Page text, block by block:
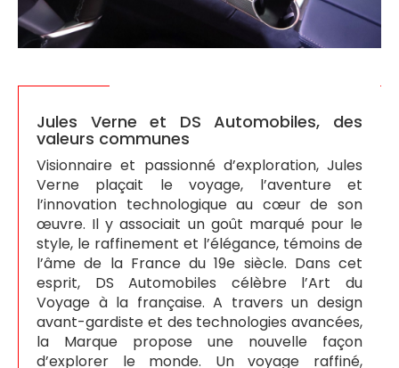
Jules Verne et DS Automobiles, des
valeurs communes
Visionnaire et passionné d’exploration, Jules
Verne plaçait le voyage, l’aventure et
l’innovation technologique au cœur de son
œuvre. Il y associait un goût marqué pour le
style, le raffinement et l’élégance, témoins de
l’âme de la France du 19e siècle. Dans cet
esprit, DS Automobiles célèbre l’Art du
Voyage à la française. A travers un design
avant-gardiste et des technologies avancées,
la Marque propose une nouvelle façon
d’explorer le monde. Un voyage raffiné,